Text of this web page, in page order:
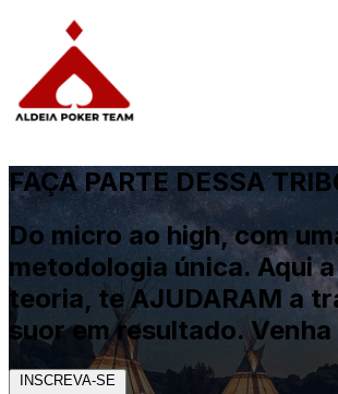
FAÇA PARTE DESSA
Do micro ao high, com
metodologia única. Aqui
teoria, te AJUDARAM a
suor em resultado.
INSCREVA-SE